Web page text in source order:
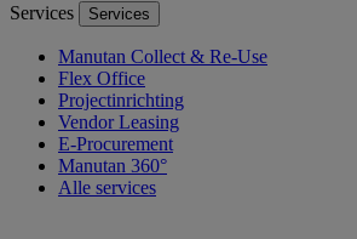
Services Services
Manutan Collect & Re-Use
Flex Office
Projectinrichting
Vendor Leasing
E-Procurement
Manutan 360°
Alle services